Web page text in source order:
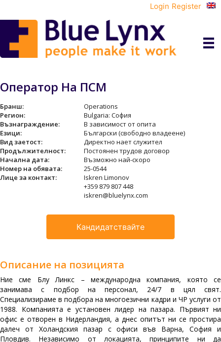
Login Register
Оператор На ПСМ
Бранш:
Operations
Регион:
Bulgaria: София
Възнаграждение:
В зависимост от опита
Езици:
Български (свободно владеене)
Вид заетост:
Директно нает служител
Продължителност:
Постоянен трудов договор
Начална дата:
Възможно най-скоро
Номер на обявата:
25-0544
Лице за контакт:
Iskren Limonov
+359 879 807 448
iskren@bluelynx.com
Кандидатствайте
Описание на позицията
Ние сме Блу Линкс – международна компания, която се
занимава с подбор на персонал, 24/7 в цял свят.
Специализираме в подбора на многоезични кадри и ЧР услуги от
1988. Компанията е установен лидер на пазара. Първият ни
офис е отворен в Нидерландия, а днес опитът ни се простира
далеч от Холандския пазар с офиси във Варна, София и
Пловдив. Независимо от локацията, принципите ни да